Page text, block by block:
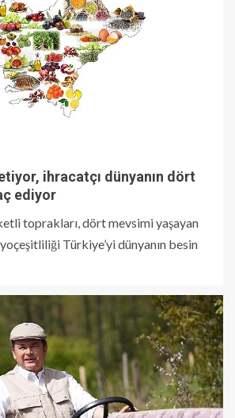
ihracatçı dünyanın dört
ediyor
toprakları, dört mevsimi yaşayan
Türkiye’yi dünyanın besin